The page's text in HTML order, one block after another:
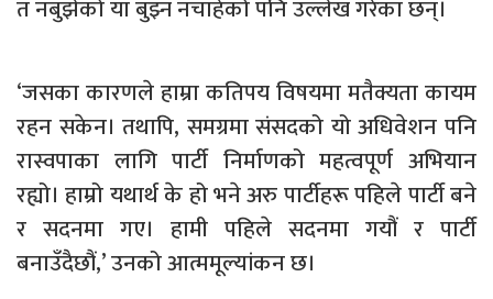
त नबुझेको या बुझ्न नचाहेको पनि उल्लेख गरेका छन्।
‘जसका कारणले हाम्रा कतिपय विषयमा मतैक्यता कायम
रहन सकेन। तथापि, समग्रमा संसदको यो अधिवेशन पनि
रास्वपाका लागि पार्टी निर्माणको महत्वपूर्ण अभियान
रह्यो। हाम्रो यथार्थ के हो भने अरु पार्टीहरू पहिले पार्टी बने
र सदनमा गए। हामी पहिले सदनमा गयौं र पार्टी
बनाउँदैछौं,’ उनको आत्ममूल्यांकन छ।